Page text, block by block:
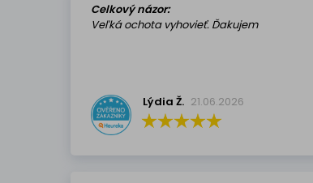
Celkový názor:
Veľká ochota vyhovieť. Ďakujem
Lýdia Ž. 21.06.2026